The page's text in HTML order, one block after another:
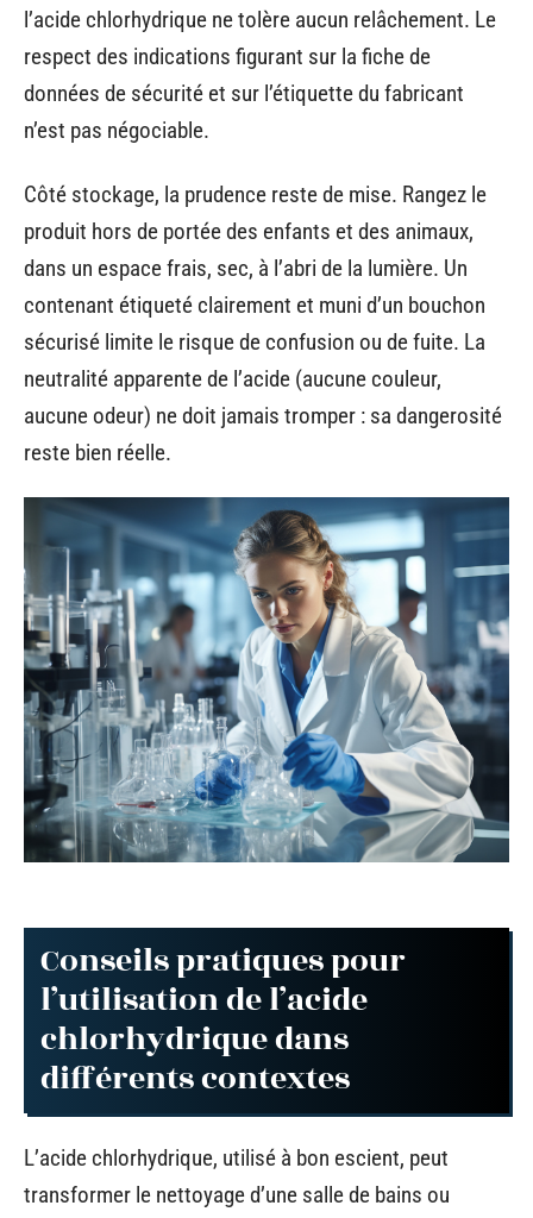
l’acide chlorhydrique ne tolère aucun relâchement. Le
respect des indications figurant sur la fiche de
données de sécurité et sur l’étiquette du fabricant
n’est pas négociable.
Côté stockage, la prudence reste de mise. Rangez le
produit hors de portée des enfants et des animaux,
dans un espace frais, sec, à l’abri de la lumière. Un
contenant étiqueté clairement et muni d’un bouchon
sécurisé limite le risque de confusion ou de fuite. La
neutralité apparente de l’acide (aucune couleur,
aucune odeur) ne doit jamais tromper : sa dangerosité
reste bien réelle.
Conseils pratiques pour
l’utilisation de l’acide
chlorhydrique dans
différents contextes
L’acide chlorhydrique, utilisé à bon escient, peut
transformer le nettoyage d’une salle de bains ou